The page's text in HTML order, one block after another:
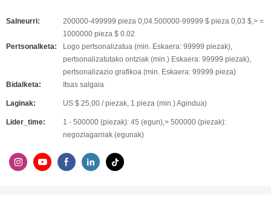
Salneurri:
200000-499999 pieza 0,04.500000-99999 $ pieza 0,03 $,> =
1000000 pieza $ 0.02
Pertsonalketa:
Logo pertsonalizatua (min. Eskaera: 99999 piezak),
pertsonalizatutako ontziak (min.) Eskaera: 99999 piezak),
pertsonalizazio grafikoa (min. Eskaera: 99999 pieza)
Bidalketa:
Itsas salgaia
Laginak: US $ 25,00 / piezak, 1 pieza (min.) Agindua)
Lider_time:
1 - 500000 (piezak): 45 (egun),> 500000 (piezak):
negoziagarriak (egunak)